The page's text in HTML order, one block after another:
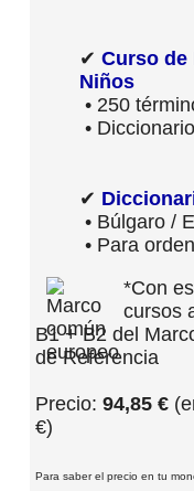
✔ Curso de
Niños
• 250
•
✔
• Búlgaro /
• Para
*Con
cursos
B1 + B2 del
de Referencia
Precio: 94,85 €
€)
Para saber el precio en tu